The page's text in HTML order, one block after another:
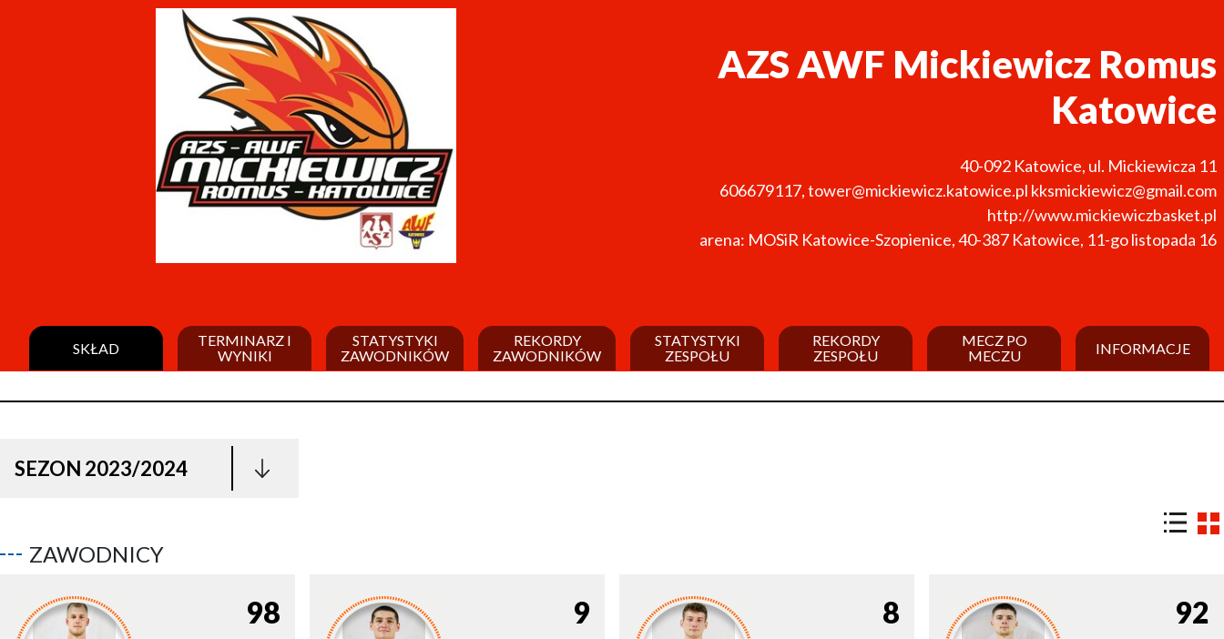
AZS AWF Mickiewicz Romus
Katowice
40-092 Katowice, ul. Mickiewicza 11
606679117,tower@mickiewicz.katowice.pl kksmickiewicz@gmail.com
http://www.mickiewiczbasket.pl
arena: MOSiR Katowice-Szopienice, 40-387 Katowice, 11-go listopada 16
SKŁAD
TERMINARZ I
WYNIKI
STATYSTYKI
ZAWODNIKÓW
REKORDY
ZAWODNIKÓW
STATYSTYKI
ZESPOŁU
REKORDY
ZESPOŁU
MECZ PO
MECZU
INFORMACJE
SEZON 2023/2024
ZAWODNICY
98 9 8 92